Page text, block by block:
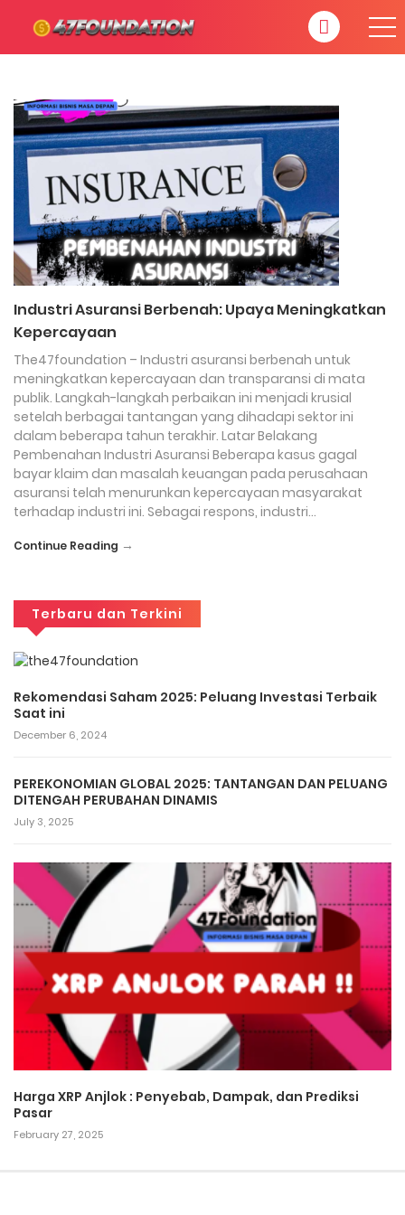
Industri Asuransi Berbenah: Upaya Meningkatkan
Kepercayaan
The47foundation – Industri asuransi berbenah untuk
meningkatkan kepercayaan dan transparansi di mata
publik. Langkah-langkah perbaikan ini menjadi krusial
setelah berbagai tantangan yang dihadapi sektor ini
dalam beberapa tahun terakhir. Latar Belakang
Pembenahan Industri Asuransi Beberapa kasus gagal
bayar klaim dan masalah keuangan pada perusahaan
asuransi telah menurunkan kepercayaan masyarakat
terhadap industri ini. Sebagai respons, industri…
Continue Reading →
Terbaru dan Terkini
Rekomendasi Saham 2025: Peluang Investasi Terbaik
Saat ini
December 6, 2024
PEREKONOMIAN GLOBAL 2025: TANTANGAN DAN PELUANG
DITENGAH PERUBAHAN DINAMIS
July 3, 2025
Harga XRP Anjlok : Penyebab, Dampak, dan Prediksi
Pasar
February 27, 2025